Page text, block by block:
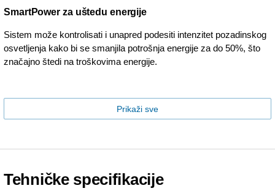
SmartPower za uštedu energije
Sistem može kontrolisati i unapred podesiti intenzitet pozadinskog
osvetljenja kako bi se smanjila potrošnja energije za do 50%, što
značajno štedi na troškovima energije.
Prikaži sve
Tehničke specifikacije